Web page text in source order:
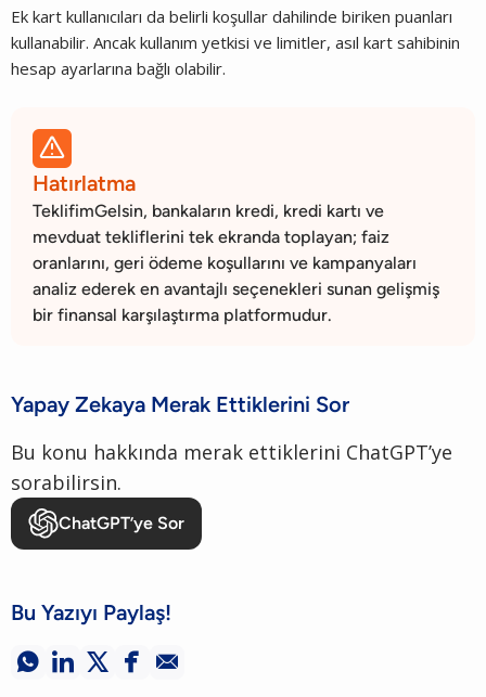
Ek kart kullanıcıları da belirli koşullar dahilinde biriken puanları
kullanabilir. Ancak kullanım yetkisi ve limitler, asıl kart sahibinin
hesap ayarlarına bağlı olabilir.

Hatırlatma
TeklifimGelsin, bankaların kredi, kredi kartı ve
mevduat tekliflerini tek ekranda toplayan; faiz
oranlarını, geri ödeme koşullarını ve kampanyaları
analiz ederek en avantajlı seçenekleri sunan gelişmiş
bir finansal karşılaştırma platformudur.
Yapay Zekaya Merak Ettiklerini Sor
Bu konu hakkında merak ettiklerini ChatGPT’ye
sorabilirsin.
ChatGPT’ye Sor
Bu Yazıyı Paylaş!
    